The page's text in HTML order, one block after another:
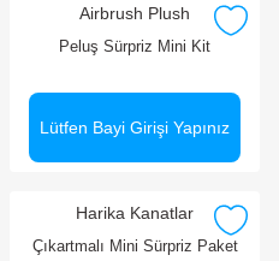
Airbrush Plush
Peluş Sürpriz Mini Kit
Lütfen Bayi Girişi Yapınız
Harika Kanatlar
Çıkartmalı Mini Sürpriz Paket